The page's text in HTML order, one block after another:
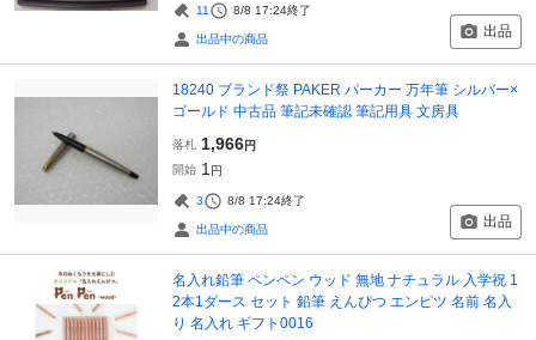
11 8/8 17:24終了
出品中の商品 出品
18240 ブランド祭 PAKER パーカー 万年筆 シルバー×
ゴールド 中古品 筆記未確認 筆記用具 文房具
落札 1,966円
開始 1 円
3 8/8 17:24終了
出品中の商品 出品
名入れ鉛筆 ペンペン ウッド 無地 ナチュラル 入学祝 1
2本1ダース セット 鉛筆 えんぴつ エンピツ 名前 名入
り 名入れ ギフト0016